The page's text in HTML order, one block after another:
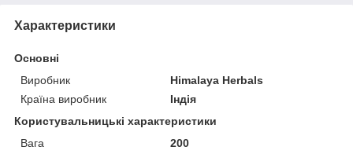
Характеристики
Основні
Виробник
Himalaya Herbals
Країна виробник
Індія
Користувальницькі характеристики
Вага
200